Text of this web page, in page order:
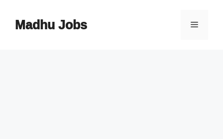
contentMadhu Jobs Menu